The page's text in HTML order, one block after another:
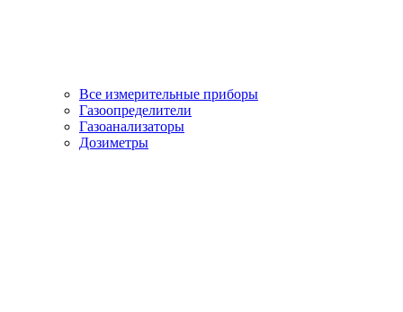
Все измерительные приборы
Газоопределители
Газоанализаторы
Дозиметры